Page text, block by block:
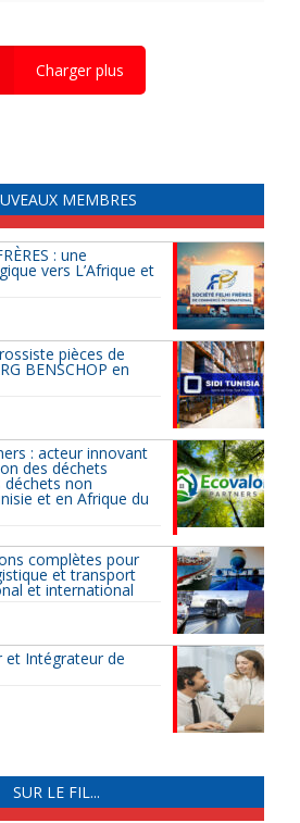
Charger plus
MEMBRES
: une
vers L’Afrique et
pièces de
BENSCHOP en
: acteur innovant
des déchets
non
et en Afrique du
complètes pour
et transport
et international
et Intégrateur de
SUR LE FIL...